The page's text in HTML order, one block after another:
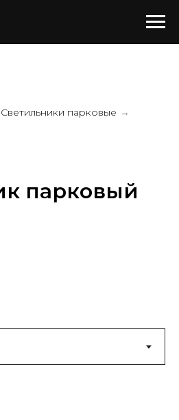
Светильники парковые →
парковый